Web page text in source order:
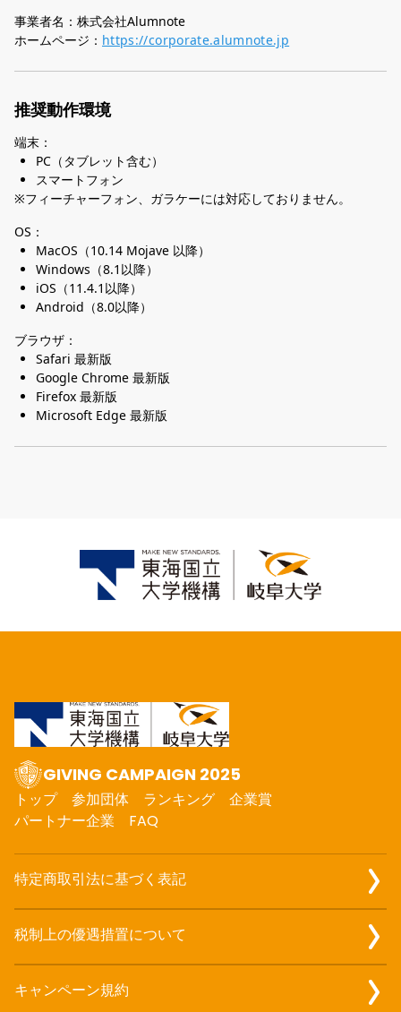
事業者名：株式会社Alumnote
ホームページ： https://corporate.alumnote.jp
推奨動作環境
端末：
PC（タブレット含む）
スマートフォン
※フィーチャーフォン、ガラケーには対応しておりません。
OS：
MacOS（10.14 Mojave 以降）
Windows（8.1以降）
iOS（11.4.1以降）
Android（8.0以降）
ブラウザ：
Safari 最新版
Google Chrome 最新版
Firefox 最新版
Microsoft Edge 最新版
GIVING CAMPAIGN 2025
トップ 参加団体 ランキング
企業賞
パートナー企業
FAQ
特定商取引法に基づく表記
税制上の優遇措置について
キャンペーン規約